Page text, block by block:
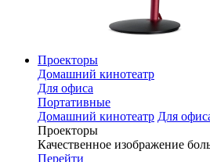
Проекторы
Домашний кинотеатр
Для офиса
Портативные
Домашний кинотеатр Для
Проекторы
Качественное изображение
Перейти